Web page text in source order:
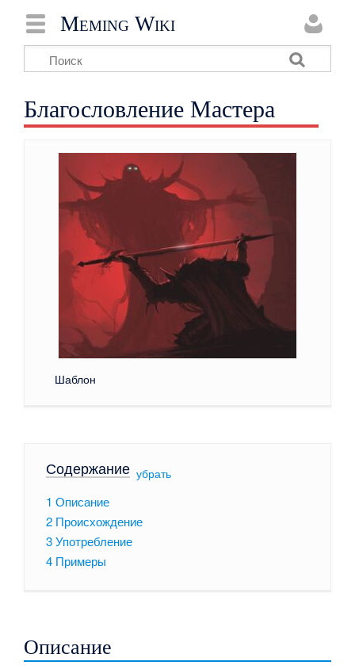
Meming Wiki
Благословление Мастера
Шаблон
Содержание[ убрать]
1 Описание
2 Происхождение
3Употребление
4 Примеры
Описание